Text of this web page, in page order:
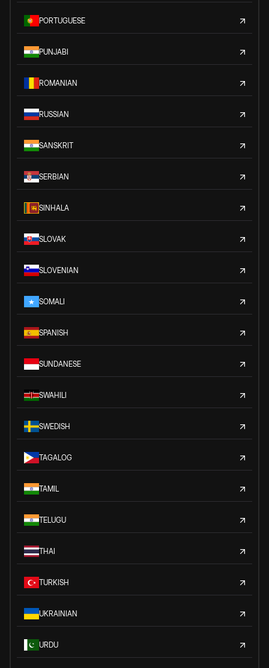
PORTUGUESE
PUNJABI
ROMANIAN
RUSSIAN
SANSKRIT
SERBIAN
SINHALA
SLOVAK
SLOVENIAN
SOMALI
SPANISH
SUNDANESE
SWAHILI
SWEDISH
TAGALOG
TAMIL
TELUGU
THAI
TURKISH
UKRAINIAN
URDU